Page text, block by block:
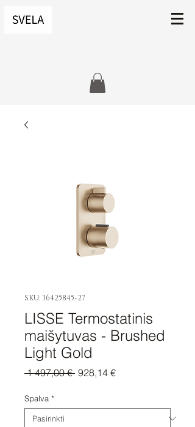
SKU: 36425845-27
LISSE Termostatinis
maišytuvas - Brushed
Light Gold
1 497,00 € Įprastinė
928,14 €Pardavimo
Spalva *